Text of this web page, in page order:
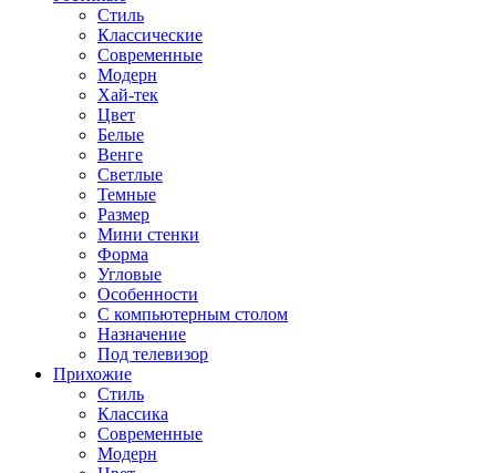
Стиль
Классические
Современные
Модерн
Хай-тек
Цвет
Белые
Венге
Светлые
Темные
Размер
Мини стенки
Форма
Угловые
Особенности
С компьютерным столом
Назначение
Под телевизор
Прихожие
Стиль
Классика
Современные
Модерн